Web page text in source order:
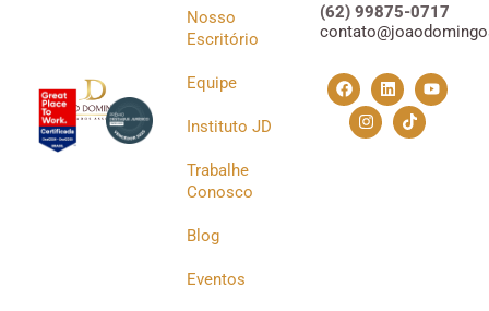
Nosso
Escritório
Equipe
Instituto JD
Trabalhe
Conosco
Blog
Eventos
(62) 99875-0717